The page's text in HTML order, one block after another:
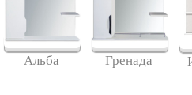
Альба Гренада